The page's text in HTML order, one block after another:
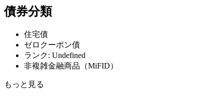
債券分類
住宅債
ゼロクーポン債
ランク: Undefined
非複雑金融商品（MiFID）
もっと見る